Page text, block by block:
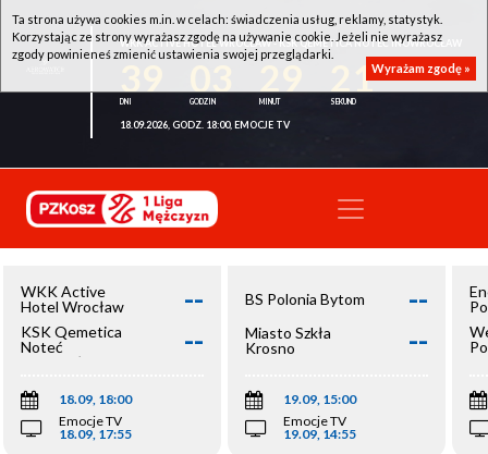
WKK ACTIVE HOTEL WROCŁAW - KSK QEMETICA NOTEĆ INOWROCŁAW
21
18.09.2026, GODZ. 18:00, EMOCJE TV
WKK Active
Hotel Wrocław
--
KSK Qemetica
Noteć
Inowrocław
--
18.09, 18:00
Emocje TV
18.09, 17:55
BS Polonia Bytom --
Miasto Szkła
Krosno
--
19.09, 15:00
Emocje TV
19.09, 14:55
Ta strona używa cookies m.in. w celach: świadczenia usług, reklamy, statystyk.
Korzystając ze strony wyrażasz zgodę na używanie cookie. Jeżeli nie wyrażasz
zgody powinieneś zmienić ustawienia swojej przeglądarki.
Wyrażam zgodę »